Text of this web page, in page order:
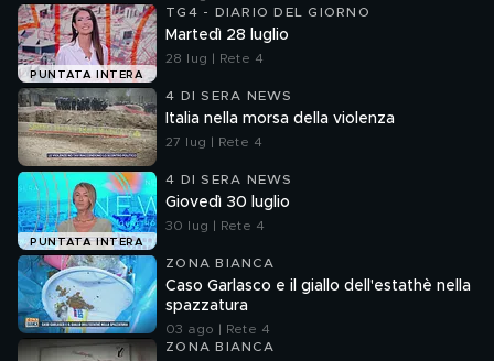
PUNTATA INTERA
TG4 - DIARIO DEL GIORNO
Martedì 28 luglio
28 lug | Rete 4
4 DI SERA NEWS
Italia nella morsa della violenza
27 lug | Rete 4
PUNTATA INTERA
4 DI SERA NEWS
Giovedì 30 luglio
30 lug | Rete 4
ZONA BIANCA
Caso Garlasco e il giallo dell'estathè nella
spazzatura
03 ago | Rete 4
ZONA BIANCA